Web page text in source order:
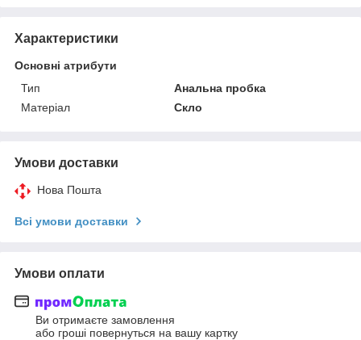
Характеристики
Основні атрибути
Тип
Анальна пробка
Матеріал
Скло
Умови доставки
Нова Пошта
Всі умови доставки
Умови оплати
Ви отримаєте замовлення
або гроші повернуться на вашу картку